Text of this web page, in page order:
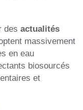
des actualités
massivement
en eau
biosourcés
et